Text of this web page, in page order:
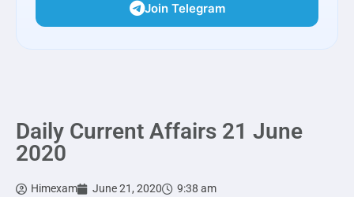
Join Telegram
Daily Current Affairs 21 June
2020
Himexam June 21, 2020 9:38 am